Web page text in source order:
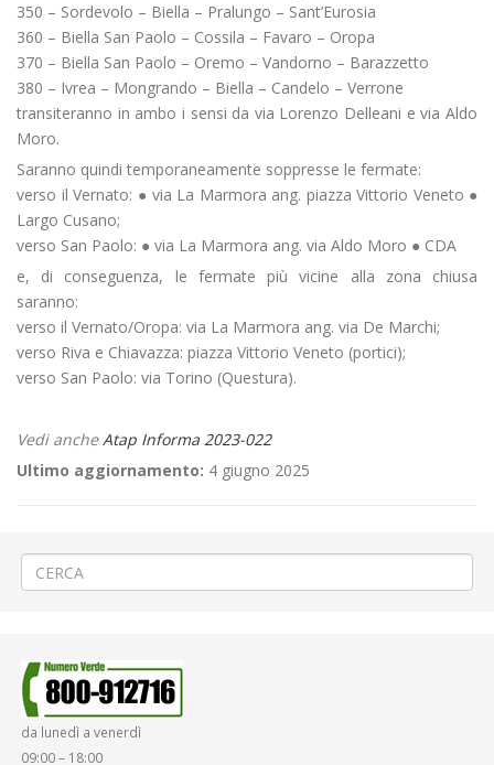
350 – Sordevolo – Biella – Pralungo – Sant’Eurosia
360 – Biella San Paolo – Cossila – Favaro – Oropa
370 – Biella San Paolo – Oremo – Vandorno – Barazzetto
380 – Ivrea – Mongrando – Biella – Candelo – Verrone
transiteranno in ambo i sensi da via Lorenzo Delleani e via Aldo
Moro.
Saranno quindi temporaneamente soppresse le fermate:
verso il Vernato: ● via La Marmora ang. piazza Vittorio Veneto ●
Largo Cusano;
verso San Paolo: ● via La Marmora ang. via Aldo Moro ● CDA
e, di conseguenza, le fermate più vicine alla zona chiusa
saranno:
verso il Vernato/Oropa: via La Marmora ang. via De Marchi;
verso Riva e Chiavazza: piazza Vittorio Veneto (portici);
verso San Paolo: via Torino (Questura).
Vedi ancheAtap Informa 2023-022
Ultimo aggiornamento: 4 giugno 2025
da lunedì a venerdì
09:00 – 18:00